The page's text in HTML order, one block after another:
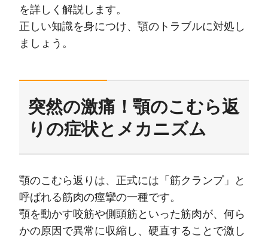
を詳しく解説します。
正しい知識を身につけ、顎のトラブルに対処し
ましょう。
突然の激痛！顎のこむら返
りの症状とメカニズム
顎のこむら返りは、正式には「筋クランプ」と
呼ばれる筋肉の痙攣の一種です。
顎を動かす咬筋や側頭筋といった筋肉が、何ら
かの原因で異常に収縮し、硬直することで激し